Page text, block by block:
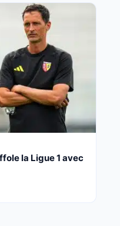
la Ligue 1 avec